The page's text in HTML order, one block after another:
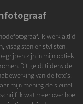
Ik werk altijd
visagisten en stylisten.
zijn in mijn optiek
Dit geldt tijdens de
van de foto's.
mijn mening de sleutel
ik wat meer over hoe